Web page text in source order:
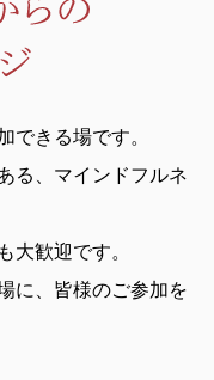
できる場です。
る、 マインドフルネ
大歓迎です。
に、 皆様のご参加を